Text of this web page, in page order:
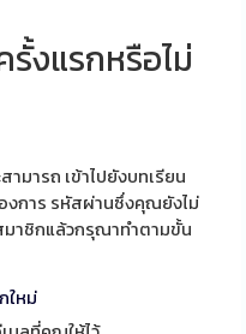
งแรกหรือไม่
มารถ เข้าไปยังบทเรียน
งการ รหัสผ่านซึ่งคุณยังไม่
มาชิกแล้วกรุณาทำตามขั้น
ใหม่